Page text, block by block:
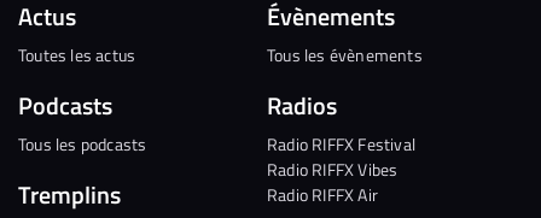
Actus
Toutes les actus
Podcasts
Tous les podcasts
Tremplins
Évènements
Tous les évènements
Radios
Radio RIFFX Festival
Radio RIFFX Vibes
Radio RIFFX Air